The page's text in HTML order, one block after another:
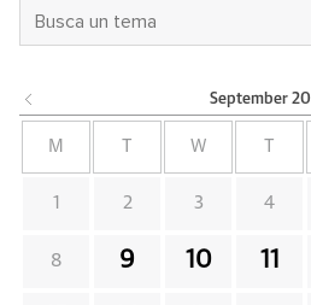
September
M W
1 2 3 4
8 9 10 11